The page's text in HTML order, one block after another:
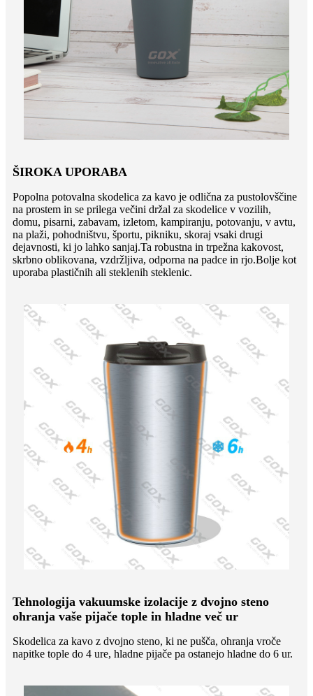
ŠIROKA UPORABA
Popolna potovalna skodelica za kavo je odlična za pustolovščine
na prostem in se prilega večini držal za skodelice v vozilih,
domu, pisarni, zabavam, izletom, kampiranju, potovanju, v avtu,
na plaži, pohodništvu, športu, pikniku, skoraj vsaki drugi
dejavnosti, ki jo lahko sanjaj.Ta robustna in trpežna kakovost,
skrbno oblikovana, vzdržljiva, odporna na padce in rjo.Bolje kot
uporaba plastičnih ali steklenih steklenic.
Tehnologija vakuumske izolacije z dvojno steno
ohranja vaše pijače tople in hladne več ur
Skodelica za kavo z dvojno steno, ki ne pušča, ohranja vroče
napitke tople do 4 ure, hladne pijače pa ostanejo hladne do 6 ur.